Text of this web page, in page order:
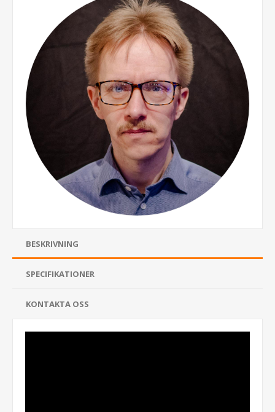
BESKRIVNING
SPECIFIKATIONER
KONTAKTA OSS